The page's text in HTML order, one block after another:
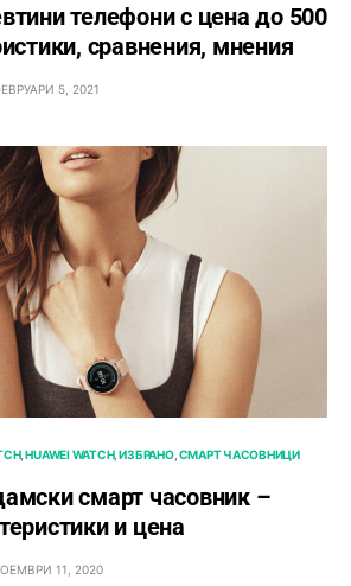
телефони с ценa до 500
сравнения, мнения
5, 2021
HUAWEI WATCH ИЗБРАНО СМАРТ ЧАСОВНИЦИ
смарт часовник –
и цена
11, 2020